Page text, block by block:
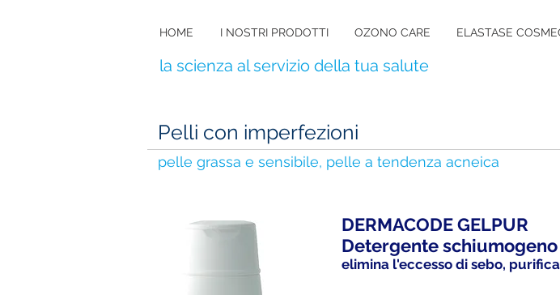
HOME I NOSTRI PRODOTTI OZONO CARE ELASTASE
la scienza al servizio della tua salute
Pelli con imperfezioni
pelle grassa e sensibile, pelle a tendenza acneica
DERMACODE GELPUR
Detergente
elimina l'eccesso di sebo,